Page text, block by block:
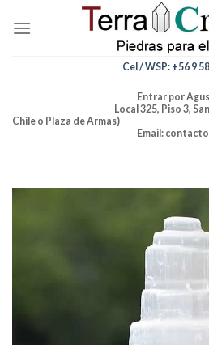
Cel / WSP: +56 9
Entrar por Agustinas
Local 325, Piso 3, Santiago
Chile o Plaza de Armas)
Email: